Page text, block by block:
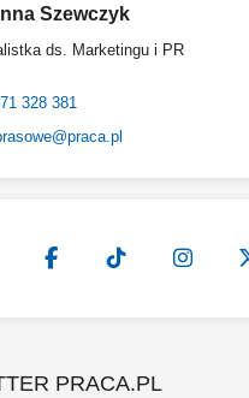
Szewczyk
ds. Marketingu i PR
328 381
PRACA.PL